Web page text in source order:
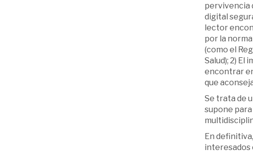
pervivencia
digital
lector
por la
(como el
Salud); 2) El
encontrar
que
Se trata de
supone
En
interesados